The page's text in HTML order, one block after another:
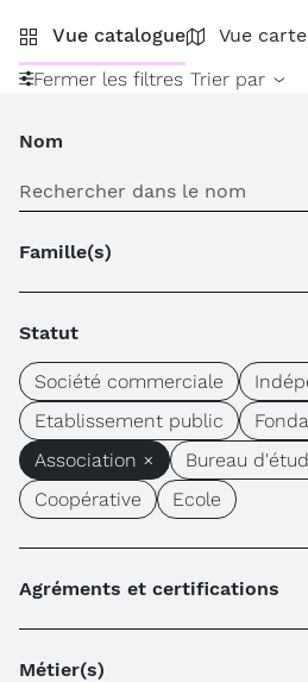
Vue catalogue
Vue carte
Fermer les filtres Trier par
Nom
Famille(s)
Statut
Société commerciale
Etablissement public
Association ×
Bureau
Coopérative
Ecole
Agréments et certifications
Métier(s)